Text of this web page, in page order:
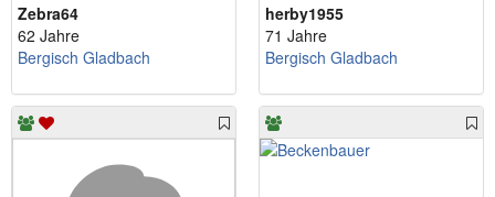
Zebra64
62 Jahre
Bergisch Gladbach
herby1955
71 Jahre
Bergisch Gladbach